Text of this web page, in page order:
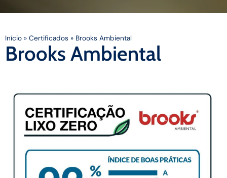
Início » Certificados » Brooks Ambiental
Brooks Ambiental